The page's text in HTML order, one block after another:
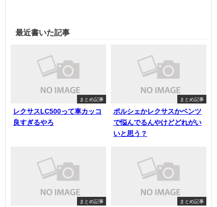
最近書いた記事
まとめ記事
レクサスLC500って車カッコ
良すぎるやろ
まとめ記事
ポルシェかレクサスかベンツ
で悩んでるんやけどどれがい
いと思う？
まとめ記事 まとめ記事